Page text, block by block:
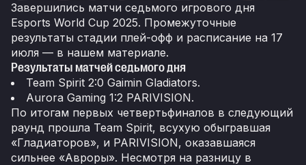
Завершились матчи седьмого игрового дня
Esports World Cup 2025. Промежуточные
результаты стадии плей-офф и расписание на 17
июля — в нашем материале.
Результаты матчей седьмого дня
Team Spirit 2:0 Gaimin Gladiators.
Aurora Gaming 1:2 PARIVISION.
По итогам первых четвертьфиналов в следующий
раунд прошла Team Spirit, всухую обыгравшая
«Гладиаторов», и PARIVISION, оказавшаяся
сильнее «Авроры». Несмотря на разницу в